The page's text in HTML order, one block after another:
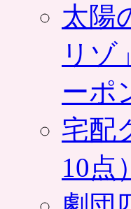
太陽
リゾ
ーポ
宅配
10点